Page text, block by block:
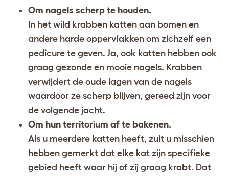
Om nagels scherp te houden.
In het wild krabben katten aan bomen en
andere harde oppervlakken om zichzelf een
pedicure te geven. Ja, ook katten hebben ook
graag gezonde en mooie nagels. Krabben
verwijdert de oude lagen van de nagels
waardoor ze scherp blijven, gereed zijn voor
de volgende jacht.
Om hun territorium af te bakenen.
Als u meerdere katten heeft, zult u misschien
hebben gemerkt dat elke kat zijn specifieke
gebied heeft waar hij of zij graag krabt. Dat